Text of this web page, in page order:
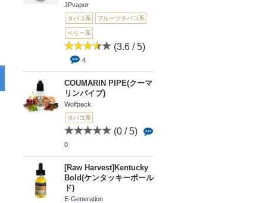
JPvapor
タバコ系 フルーツタバコ系
ベリー系
(3.6 / 5)
4
COUMARIN PIPE(クーマ
リンパイプ)
Wolfpack
タバコ系
(0 / 5)
0
[Raw Harvest]Kentucky
Bold(ケンタッキーボール
ド)
E-Generation